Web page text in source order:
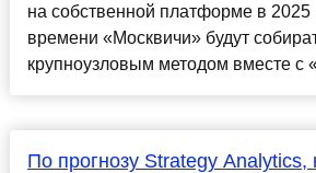
на собственной платформе в 2025
времени «Москвичи» будут
крупноузловым методом вместе с
По прогнозу Strategy Analytics,